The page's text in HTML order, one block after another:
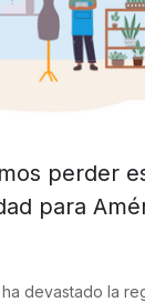
perder
para
devastado la